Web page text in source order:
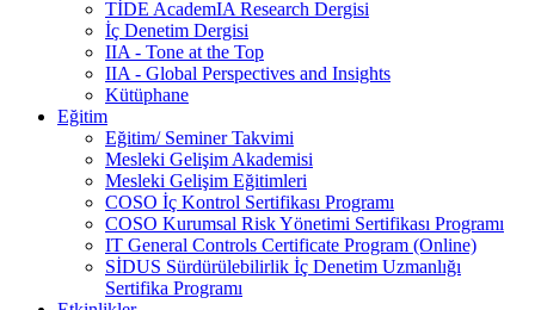
TİDE AcademIA Research Dergisi
İç Denetim Dergisi
IIA - Tone at the Top
IIA - Global Perspectives and Insights
Kütüphane
Eğitim
Eğitim/ Seminer Takvimi
Mesleki Gelişim Akademisi
Mesleki Gelişim Eğitimleri
COSO İç Kontrol Sertifikası Programı
COSO Kurumsal Risk Yönetimi Sertifikası Programı
IT General Controls Certificate Program (Online)
SİDUS Sürdürülebilirlik İç Denetim Uzmanlığı
Sertifika Programı